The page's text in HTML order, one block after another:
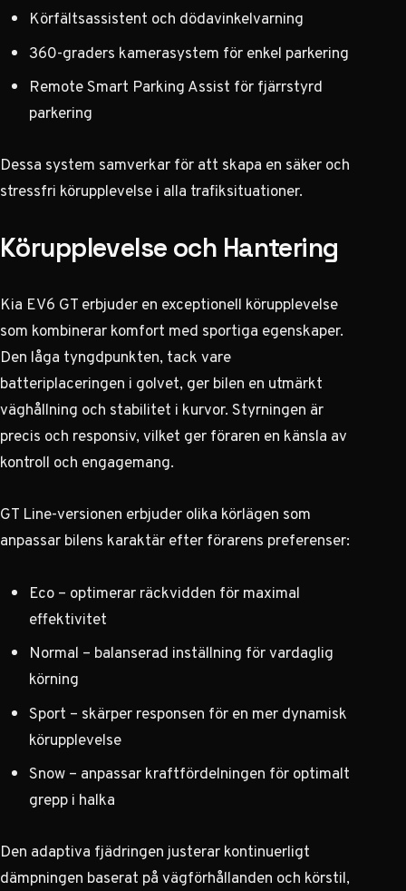
Körfältsassistent och dödavinkelvarning
360-graders kamerasystem för enkel parkering
Remote Smart Parking Assist för fjärrstyrd
parkering
Dessa system samverkar för att skapa en säker och
stressfri körupplevelse i alla trafiksituationer.
Körupplevelse och Hantering
Kia EV6 GT erbjuder en exceptionell körupplevelse
som kombinerar komfort med sportiga egenskaper.
Den låga tyngdpunkten, tack vare
batteriplaceringen i golvet, ger bilen en utmärkt
väghållning och stabilitet i kurvor. Styrningen är
precis och responsiv, vilket ger föraren en känsla av
kontroll och engagemang.
GT Line-versionen erbjuder olika körlägen som
anpassar bilens karaktär efter förarens preferenser:
Eco – optimerar räckvidden för maximal
effektivitet
Normal – balanserad inställning för vardaglig
körning
Sport – skärper responsen för en mer dynamisk
körupplevelse
Snow – anpassar kraftfördelningen för optimalt
grepp i halka
Den adaptiva fjädringen justerar kontinuerligt
dämpningen baserat på vägförhållanden och körstil,